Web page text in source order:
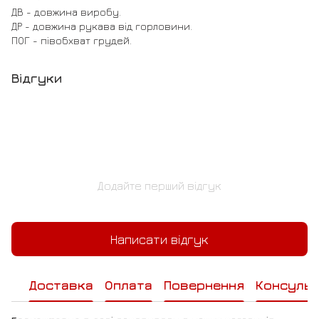
ДВ - довжина виробу.
ДР - довжина рукава від горловини.
ПОГ - півобхват грудей.
Відгуки
Додайте перший відгук
Написати відгук
Доставка Оплата Повернення